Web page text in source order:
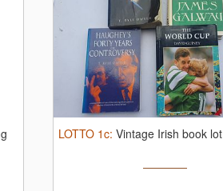
LOTTO 1c: Vintage Irish book lot